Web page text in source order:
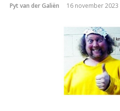
Pyt van der Galiën 16 november 2023